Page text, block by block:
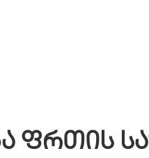
ფრთის